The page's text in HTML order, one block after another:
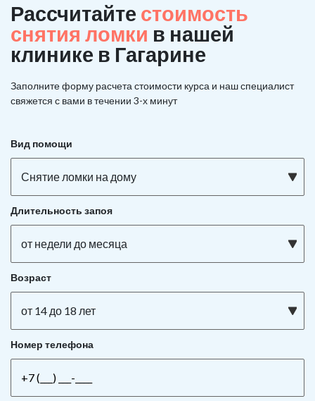
Рассчитайте стоимость
снятия ломки в нашей
клинике в Гагарине
Заполните форму расчета стоимости курса и наш специалист
свяжется с вами в течении 3-х минут
Вид помощи
Снятие ломки на дому
Длительность запоя
от недели до месяца
Возраст
от 14 до 18 лет
Номер телефона